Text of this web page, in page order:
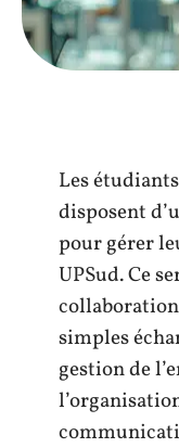
Les
disposent
pour gérer
UPSud. Ce
simples
gestion de